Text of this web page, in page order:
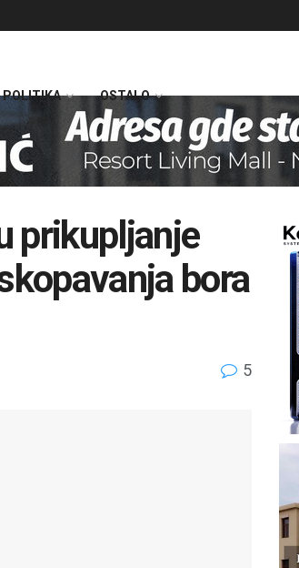
POLITIKA OSTALO
prikupljanje
bora
5